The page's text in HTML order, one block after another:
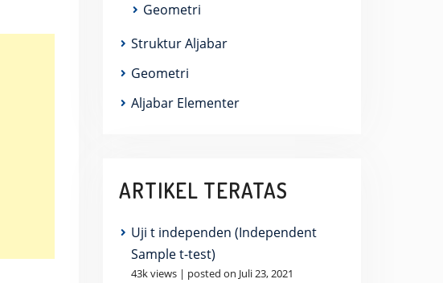
Geometri
Struktur Aljabar
Geometri
Aljabar Elementer
ARTIKEL TERATAS
Uji t independen (Independent
Sample t-test)
43k views | posted on Juli 23, 2021